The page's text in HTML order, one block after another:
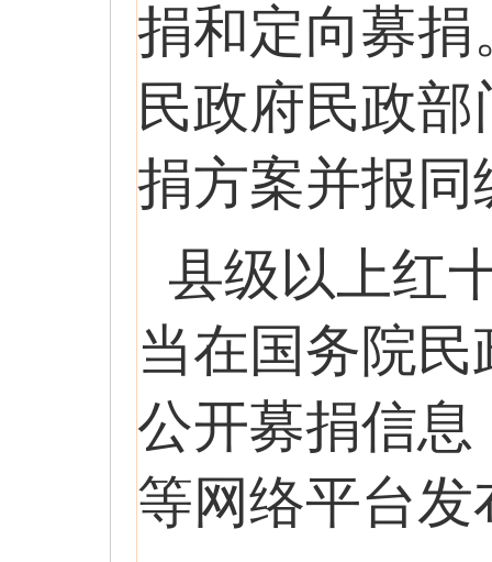
捐和定向募
民政府民政
捐方案并报
县级以上红
当在国务院
公开募捐信
等网络平台